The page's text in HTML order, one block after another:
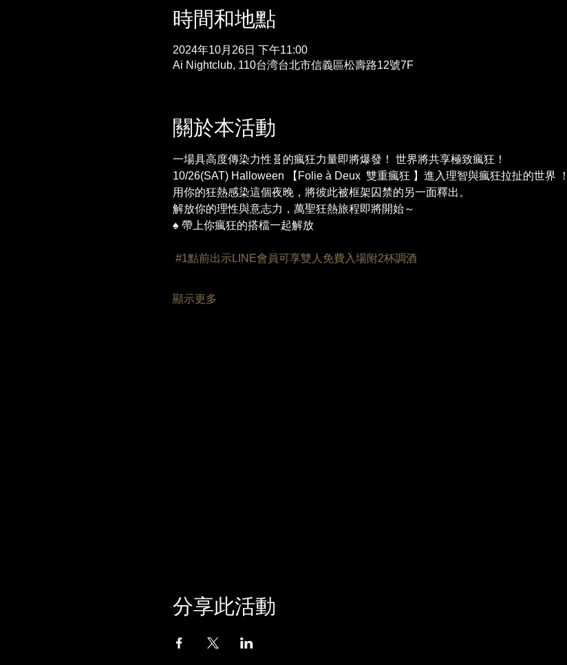
時間和地點
2024年10月26日 下午11:00
Ai Nightclub, 110台湾台北市信義區松壽路12號7F
關於本活動
一場具高度傳染力性🧬的瘋狂力量即將爆發！ 世界將共享極致瘋狂！
10/26(SAT) Halloween 【Folie à Deux  雙重瘋狂 】進入理智與瘋狂拉扯的世界 ！
用你的狂熱感染這個夜晚，將彼此被框架囚禁的另一面釋出。
解放你的理性與意志力，萬聖狂熱旅程即將開始～
♠️ 帶上你瘋狂的搭檔一起解放
#1點前出示LINE會員可享雙人免費入場附2杯調酒
顯示更多
分享此活動